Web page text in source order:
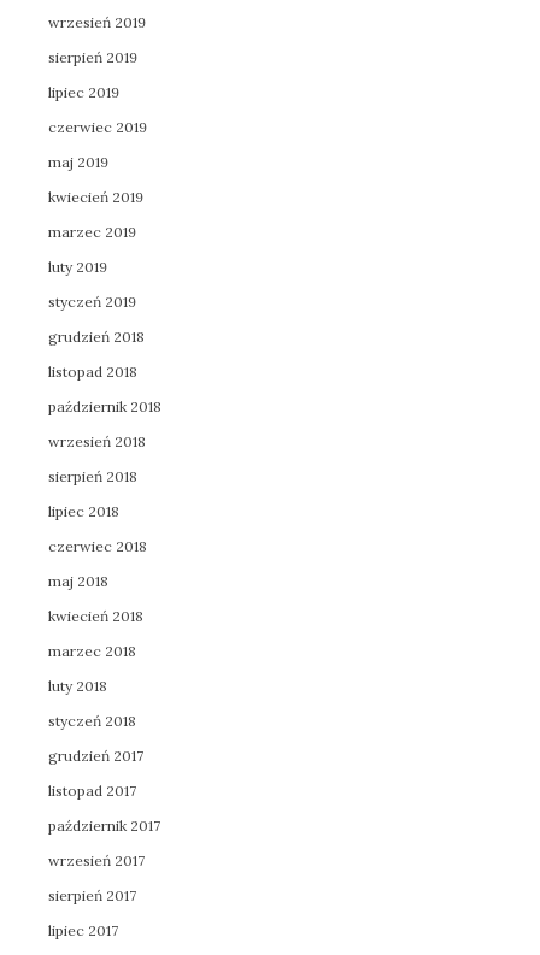
wrzesień 2019
sierpień 2019
lipiec 2019
czerwiec 2019
maj 2019
kwiecień 2019
marzec 2019
luty 2019
styczeń 2019
grudzień 2018
listopad 2018
październik 2018
wrzesień 2018
sierpień 2018
lipiec 2018
czerwiec 2018
maj 2018
kwiecień 2018
marzec 2018
luty 2018
styczeń 2018
grudzień 2017
listopad 2017
październik 2017
wrzesień 2017
sierpień 2017
lipiec 2017